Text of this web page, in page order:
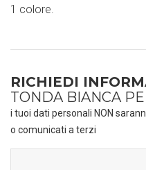
1 colore.
RICHIEDI
TONDA BIANCA
i tuoi dati personali NON
o comunicati a terzi